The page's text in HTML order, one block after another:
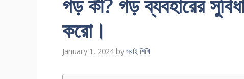
করো।
January 1, 2024 by সবাই শিখি